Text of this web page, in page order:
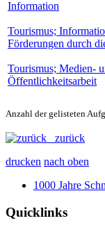
Information
Tourismus;
Förderungen durch
Tourismus; Medien-
Öffentlichkeitsarbeit
Anzahl der gelisteten
zurück
drucken nach oben
1000 Jahre
Quicklinks